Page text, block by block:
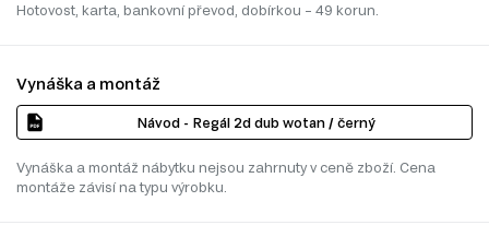
Hotovost, karta, bankovní převod, dobírkou – 49 korun.
Vynáška a montáž
Návod - Regál 2d dub wotan / černý
Vynáška a montáž nábytku nejsou zahrnuty v ceně zboží. Cena
montáže závisí na typu výrobku.